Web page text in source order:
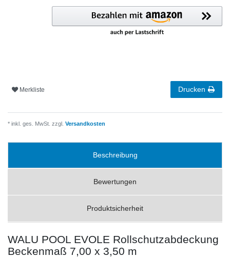
Merkliste Drucken
* inkl. ges. MwSt. zzgl. Versandkosten
Beschreibung
Bewertungen
Produktsicherheit
WALU POOL EVOLE Rollschutzabdeckung
Beckenmaß 7,00 x 3,50 m